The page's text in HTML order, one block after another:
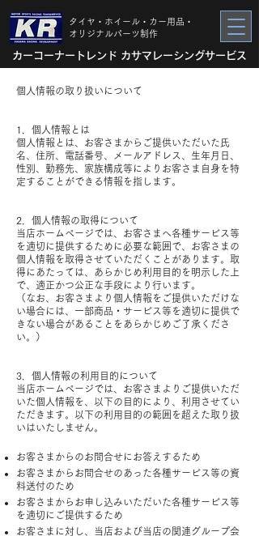
タイヤ・ホイール・カー用品・
オリジナルパーツ制作
カーコーナートレンド カサマレーシングサービス
個人情報の取り扱いについて
1．個人情報とは
個人情報とは、お客さまからご提供いただいた氏
名、住所、電話番号、メールアドレス、生年月日、
性別、勤務先、家族構成等によりお客さま自身を特
定することができる情報を指します。
2．個人情報の取得について
当店ホームページでは、お客さまへ各種サービス等
を適切に提供するために必要な範囲で、お客さまの
個人情報を取得させていただくことがあります。取
得にあたっては、あらかじめ利用目的を明示した上
で、適正かつ公正な手段により行います。
（なお、お客さまより個人情報をご提供いただけな
い場合には、一部商品・サービス等を適切に提供で
きない場合があることをあらかじめご了承くださ
い。）
3．個人情報の利用目的について
当店ホームページでは、お客さまよりご提供いただ
いた個人情報を、以下の目的により、利用させてい
ただきます。以下の利用目的の範囲を超えた取り扱
いはいたしません。
お客さまからのお問合せにお答えするため
お客さまからお問合せのあった各種サービス等の資
料送付のため
お客さまからお申し込みいただいた各種サービス等
を適切にご提供するため
お客さまに対し、当店および当店の関連グループ会